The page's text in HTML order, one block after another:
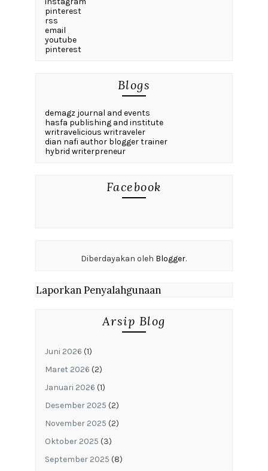
pinterest
rss
email
youtube
pinterest
Blogs
demagz journal and events
hasfa publishing and institute
writravelicious writraveler
dian nafi author blogger trainer
hybrid writerpreneur
Facebook
Diberdayakan oleh Blogger.
Laporkan Penyalahgunaan
Arsip Blog
Juni 2026 (1)
Maret 2026 (2)
Januari 2026 (1)
Desember 2025 (2)
November 2025 (2)
Oktober 2025 (3)
September 2025 (8)